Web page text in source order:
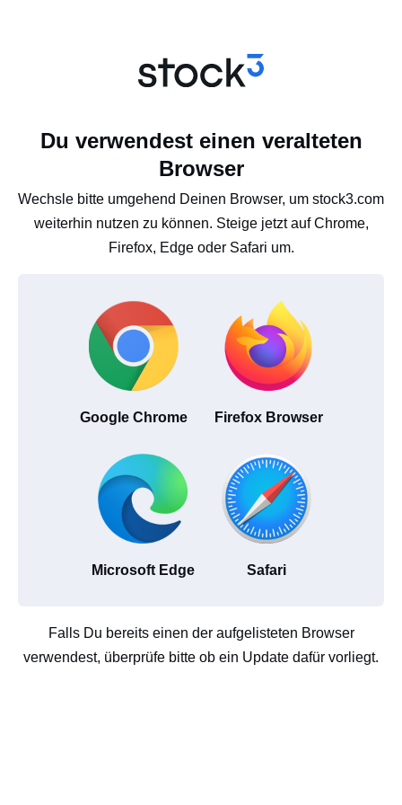
Du verwendest einen veralteten
Browser
Wechsle bitte umgehend Deinen Browser, um stock3.com
weiterhin nutzen zu können. Steige jetzt auf Chrome,
Firefox, Edge oder Safari um.
Google Chrome Firefox Browser
Microsoft Edge Safari
Falls Du bereits einen der aufgelisteten Browser
verwendest, überprüfe bitte ob ein Update dafür vorliegt.